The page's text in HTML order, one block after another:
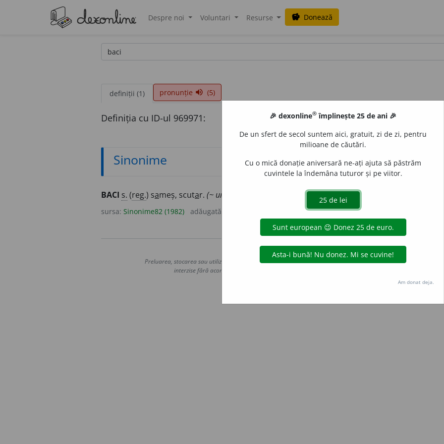
Despre noi Voluntari Resurse savings Donează
definiții (1) pronunție volume_up (5)
Definiția cu ID-ul 969971:
Sinonime
BACI s. (reg.) sameș, scutar. (~ unei stîne.)
sursa: Sinonime82 (1982) adăugată de acțiuni
Copyright © 2004-2026 dexonline (https://dexonline.ro)
Preluarea, stocarea sau utilizarea datelor de pe acest site, inclusiv prin orice metode de extragere automată
interzise fără acordul nostru prealabil scris, cu excepția seturilor de date oferite oficial spre utilizare
Hosterion
🎉 dexonline® împlinește 25 de ani 🎉
De un sfert de secol suntem aici, gratuit, zi de zi, pentru
milioane de căutări.
Cu o mică donație aniversară ne-ați ajuta să păstrăm
cuvintele la îndemâna tuturor și pe viitor.
Am donat deja.